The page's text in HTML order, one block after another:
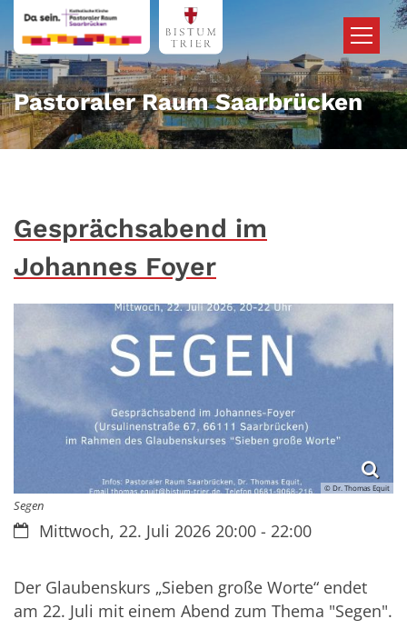
Zum Inhalt springen
Pastoraler Raum Saarbrücken
Gesprächsabend im
Johannes Foyer
© Dr. Thomas Equit
Segen
Datum:Mittwoch, 22. Juli 2026 20:00 - 22:00
Der Glaubenskurs „Sieben große Worte“ endet
am 22. Juli mit einem Abend zum Thema "Segen".